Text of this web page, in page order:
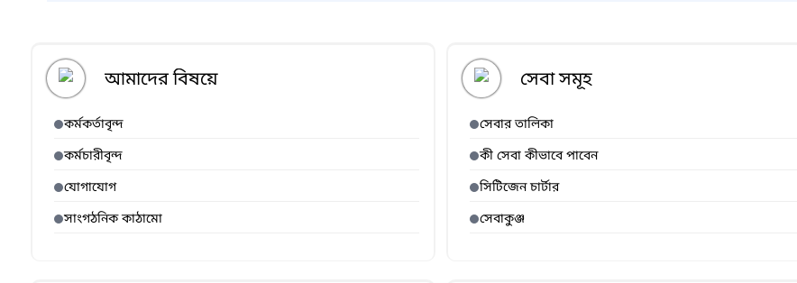
আমাদের বিষয়ে
কর্মকর্তাবৃন্দ
কর্মচারীবৃন্দ
যোগাযোগ
সাংগঠনিক কাঠামো
সেবা সমূহ
সেবার তালিকা
কী সেবা কীভাবে পাবেন
সিটিজেন চার্টার
সেবাকুঞ্জ